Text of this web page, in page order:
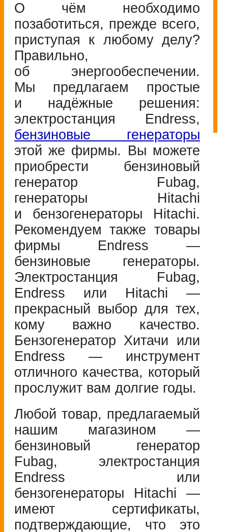
О чём необходимо
позаботиться, прежде всего,
приступая к любому делу?
Правильно,
об энергообеспечении.
Мы предлагаем простые
и надёжные решения:
электростанция Endress,
бензиновые генераторы
этой же фирмы. Вы можете
приобрести бензиновый
генератор Fubag,
генераторы Hitachi
и бензогенераторы Hitachi.
Рекомендуем также товары
фирмы Endress —
бензиновые генераторы.
Электростанция Fubag,
Endress или Hitachi —
прекрасный выбор для тех,
кому важно качество.
Бензогенератор Хитачи или
Endress — инструмент
отличного качества, который
прослужит вам долгие годы.
Любой товар, предлагаемый
нашим магазином —
бензиновый генератор
Fubag, электростанция
Endress или
бензогенераторы Hitachi —
имеют сертификаты,
подтверждающие, что это